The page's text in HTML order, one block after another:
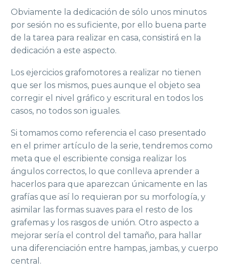
Obviamente la dedicación de sólo unos minutos
por sesión no es suficiente, por ello buena parte
de la tarea para realizar en casa, consistirá en la
dedicación a este aspecto.
Los ejercicios grafomotores a realizar no tienen
que ser los mismos, pues aunque el objeto sea
corregir el nivel gráfico y escritural en todos los
casos, no todos son iguales.
Si tomamos como referencia el caso presentado
en el primer artículo de la serie, tendremos como
meta que el escribiente consiga realizar los
ángulos correctos, lo que conlleva aprender a
hacerlos para que aparezcan únicamente en las
grafías que así lo requieran por su morfología, y
asimilar las formas suaves para el resto de los
grafemas y los rasgos de unión. Otro aspecto a
mejorar sería el control del tamaño, para hallar
una diferenciación entre hampas, jambas, y cuerpo
central.